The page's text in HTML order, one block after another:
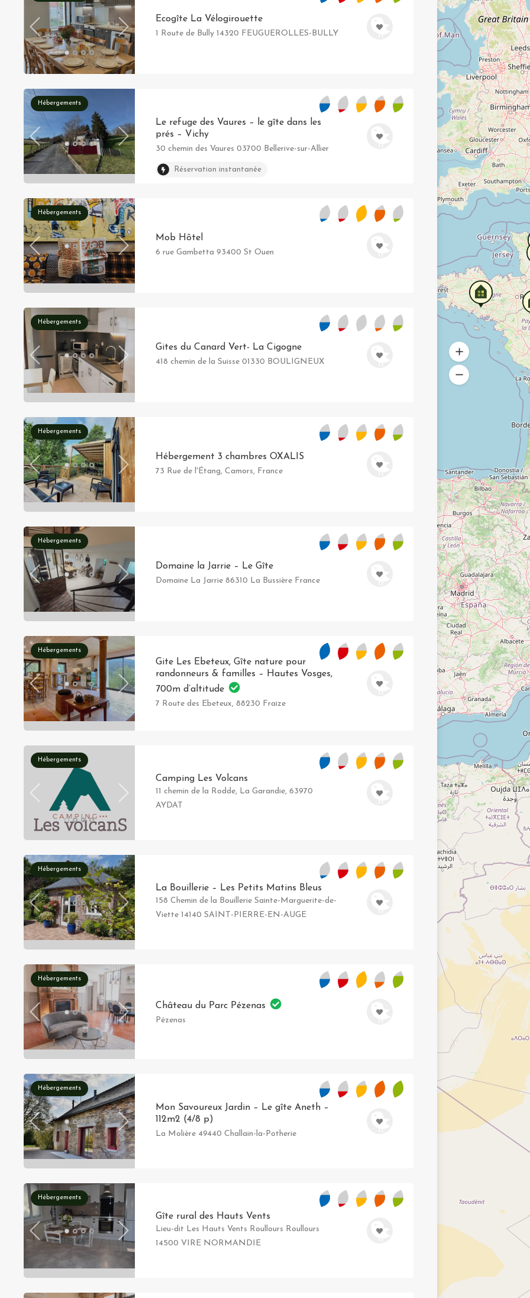
Ecogîte La Vélogirouette
1 Route de Bully 14320 FEUGUEROLLES-BULLY
Hébergements
Le refuge des Vaures – le gîte dans les
prés – Vichy
30 chemin des Vaures 03700 Bellerive-sur-Allier
Réservation instantanée
Hébergements
Mob Hôtel
6 rue Gambetta 93400 St Ouen
Hébergements
Gites du Canard Vert- La Cigogne
418 chemin de la Suisse 01330 BOULIGNEUX
Hébergements
Hébergement 3 chambres OXALIS
73 Rue de l'Étang, Camors, France
Hébergements
Domaine la Jarrie – Le Gîte
Domaine La Jarrie 86310 La Bussière France
Hébergements
Gite Les Ebeteux, Gîte nature pour
randonneurs & familles – Hautes Vosges,
700m d’altitude
7 Route des Ebeteux, 88230 Fraize
Hébergements
Camping Les Volcans
11 chemin de la Rodde, La Garandie, 63970
AYDAT
Hébergements
La Bouillerie – Les Petits Matins Bleus
158 Chemin de la Bouillerie Sainte-Marguerite-de-
Viette 14140 SAINT-PIERRE-EN-AUGE
Hébergements
Château du Parc Pézenas
Pézenas
Hébergements
Mon Savoureux Jardin – Le gîte Aneth –
112m2 (4/8 p)
La Molière 49440 Challain-la-Potherie
Hébergements
Gîte rural des Hauts Vents
Lieu-dit Les Hauts Vents Roullours Roullours
14500 VIRE NORMANDIE